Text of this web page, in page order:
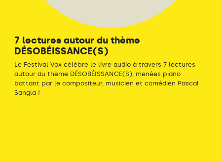
7 lectures autour du thème
DÉSOBÉISSANCE(S)
Le Festival Vox célèbre le livre audio à travers 7 lectures
autour du thème DÉSOBÉISSANCE(S), menées piano
battant par le compositeur, musicien et comédien Pascal
Sangla !